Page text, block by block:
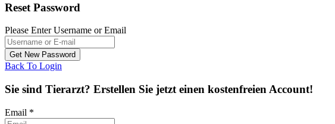
Reset Password
Please Enter Username or Email
Back To Login
Sie sind Tierarzt? Erstellen Sie jetzt einen kostenfreien Account!
Email *